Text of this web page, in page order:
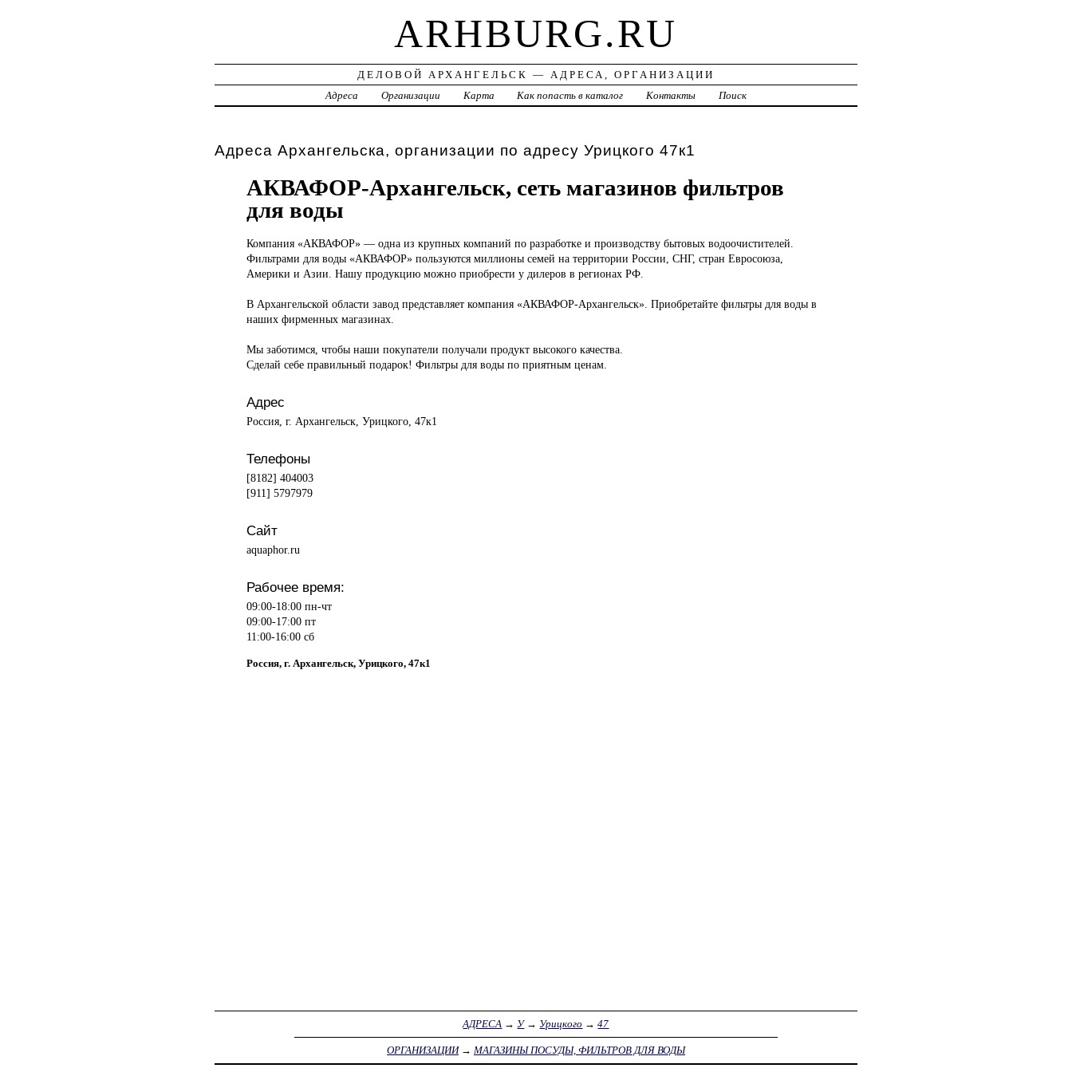
ARHBURG.RU
ДЕЛОВОЙ АРХАНГЕЛЬСК — АДРЕСА, ОРГАНИЗАЦИИ
Адреса
Организации Карта Как попасть в каталог Контакты Поиск
Адреса Архангельска, организации по адресу Урицкого 47к1
АКВАФОР-Архангельск, сеть магазинов фильтров
для воды
Компания «АКВАФОР» — одна из крупных компаний по разработке и производству бытовых водоочистителей.
Фильтрами для воды «АКВАФОР» пользуются миллионы семей на территории России, СНГ, стран Евросоюза,
Америки и Азии. Нашу продукцию можно приобрести у дилеров в регионах РФ.
В Архангельской области завод представляет компания «АКВАФОР-Архангельск». Приобретайте фильтры для воды в
наших фирменных магазинах.
Мы заботимся, чтобы наши покупатели получали продукт высокого качества.
Сделай себе правильный подарок! Фильтры для воды по приятным ценам.
Адрес
Россия, г. Архангельск, Урицкого, 47к1
Телефоны
[8182] 404003
[911] 5797979
Сайт
aquaphor.ru
Рабочее время:
09:00-18:00 пн-чт
09:00-17:00 пт
11:00-16:00 сб
Россия, г. Архангельск, Урицкого, 47к1
АДРЕСА → У→ Урицкого →47
ОРГАНИЗАЦИИ→ МАГАЗИНЫ ПОСУДЫ, ФИЛЬТРОВ ДЛЯ ВОДЫ